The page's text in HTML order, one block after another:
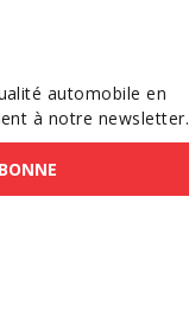
automobile en
à notre newsletter.